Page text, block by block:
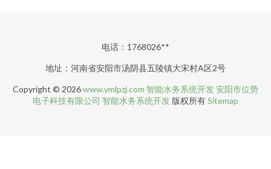
电话：1768026**
地址：河南省安阳市汤阴县五陵镇大宋村A区2号
Copyright © 2026www.ymlpzj.com 智能水务系统开发安阳市位势
电子科技有限公司 智能水务系统开发 版权所有Sitemap